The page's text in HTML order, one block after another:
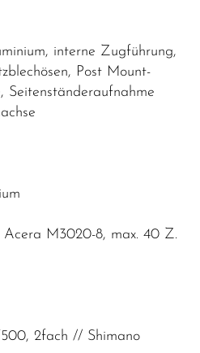
interne Zugführung,
Post Mount-
Seitenständeraufnahme
Acera M3020-8, max. 40 Z.
2fach // Shimano